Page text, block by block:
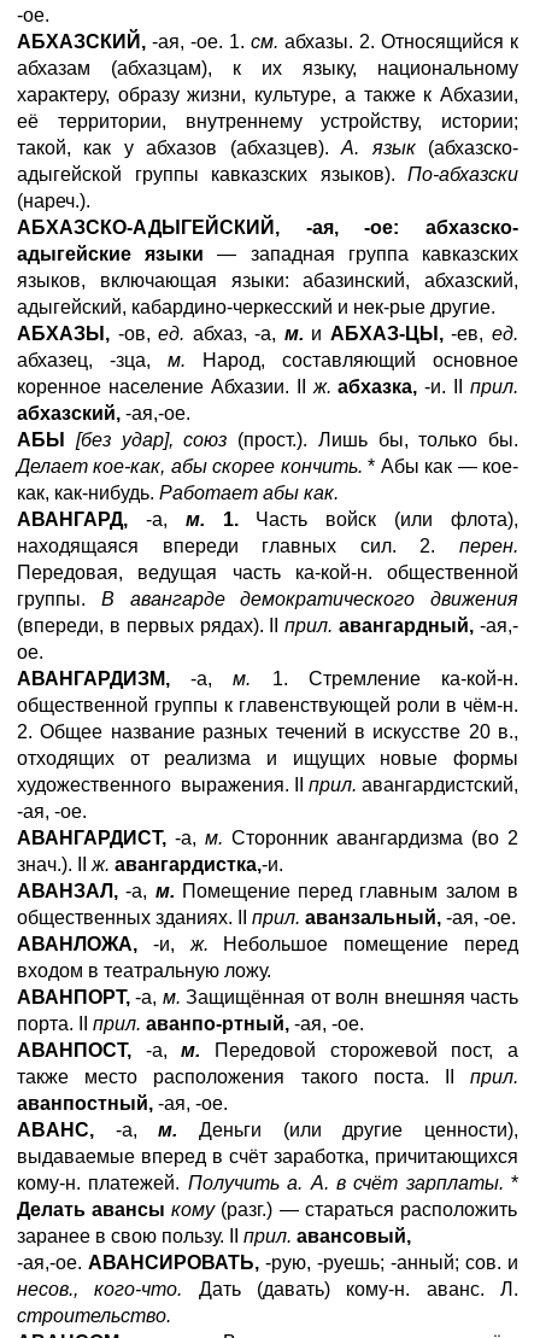
-ое.
АБХАЗСКИЙ, -ая, -ое. 1. см. абхазы. 2. Относящийся к
абхазам (абхазцам), к их языку, национальному
характеру, образу жизни, культуре, а также к Абхазии,
её территории, внутреннему устройству, истории;
такой, как у абхазов (абхазцев).А. язык(абхазско-
адыгейской группы кавказских языков). По-абхазски
(нареч.).
АБХАЗСКО-АДЫГЕЙСКИЙ, -ая, -ое:
абхазско-
адыгейские языки — западная группа кавказских
языков, включающая языки: абазинский, абхазский,
адыгейский, кабардино-черкесский и нек-рые другие.
АБХАЗЫ, -ов,ед. абхаз, -а, м. и АБХАЗ-ЦЫ,-ев,ед.
абхазец, -зца, м. Народ, составляющий основное
коренное население Абхазии. II ж. абхазка, -и. II прил.
абхазский, -ая,-ое.
АБЫ
[без удар], союз (прост.). Лишь бы, только бы.
Делает кое-как, абы скорее кончить. * Абы как — кое-
как, как-нибудь. Работает абы как.
АВАНГАРД, -а, м. 1.Часть войск (или флота),
находящаяся впереди главных сил. 2. перен.
Передовая, ведущая часть ка-кой-н. общественной
группы. В авангарде демократического движения
(впереди, в первых рядах). IIприл. авангардный, -ая,-
ое.
АВАНГАРДИЗМ, -а,м. 1. Стремление ка-кой-н.
общественной группы к главенствующей роли в чём-н.
2. Общее название разных течений в искусстве 20 в.,
отходящих от реализма и ищущих новые формы
художественного выражения. II прил. авангардистский,
-ая, -ое.
АВАНГАРДИСТ, -а, м. Сторонник авангардизма (во 2
знач.). II ж. авангардистка,-и.
АВАНЗАЛ, -а, м. Помещение перед главным залом в
общественных зданиях. II прил. аванзальный, -ая, -ое.
АВАНЛОЖА, -и, ж. Небольшое помещение перед
входом в театральную ложу.
АВАНПОРТ, -а, м. Защищённая от волн внешняя часть
порта. II прил. аванпо-ртный, -ая, -ое.
АВАНПОСТ, -а, м. Передовой сторожевой пост, а
также место расположения такого поста. II прил.
аванпостный, -ая, -ое.
ABAHC, -a, м. Деньги (или другие ценности),
выдаваемые вперед в счёт заработка, причитающихся
кому-н. платежей. Получить а. А. в счёт зарплаты. *
Делать авансы кому(разг.) — стараться расположить
заранее в свою пользу. II прил. авансовый,
-ая,-ое. АВАНСИРОВАТЬ, -рую, -руешь; -анный; сов. и
несов., кого-что. Дать (давать) кому-н. аванс. Л.
строительство.